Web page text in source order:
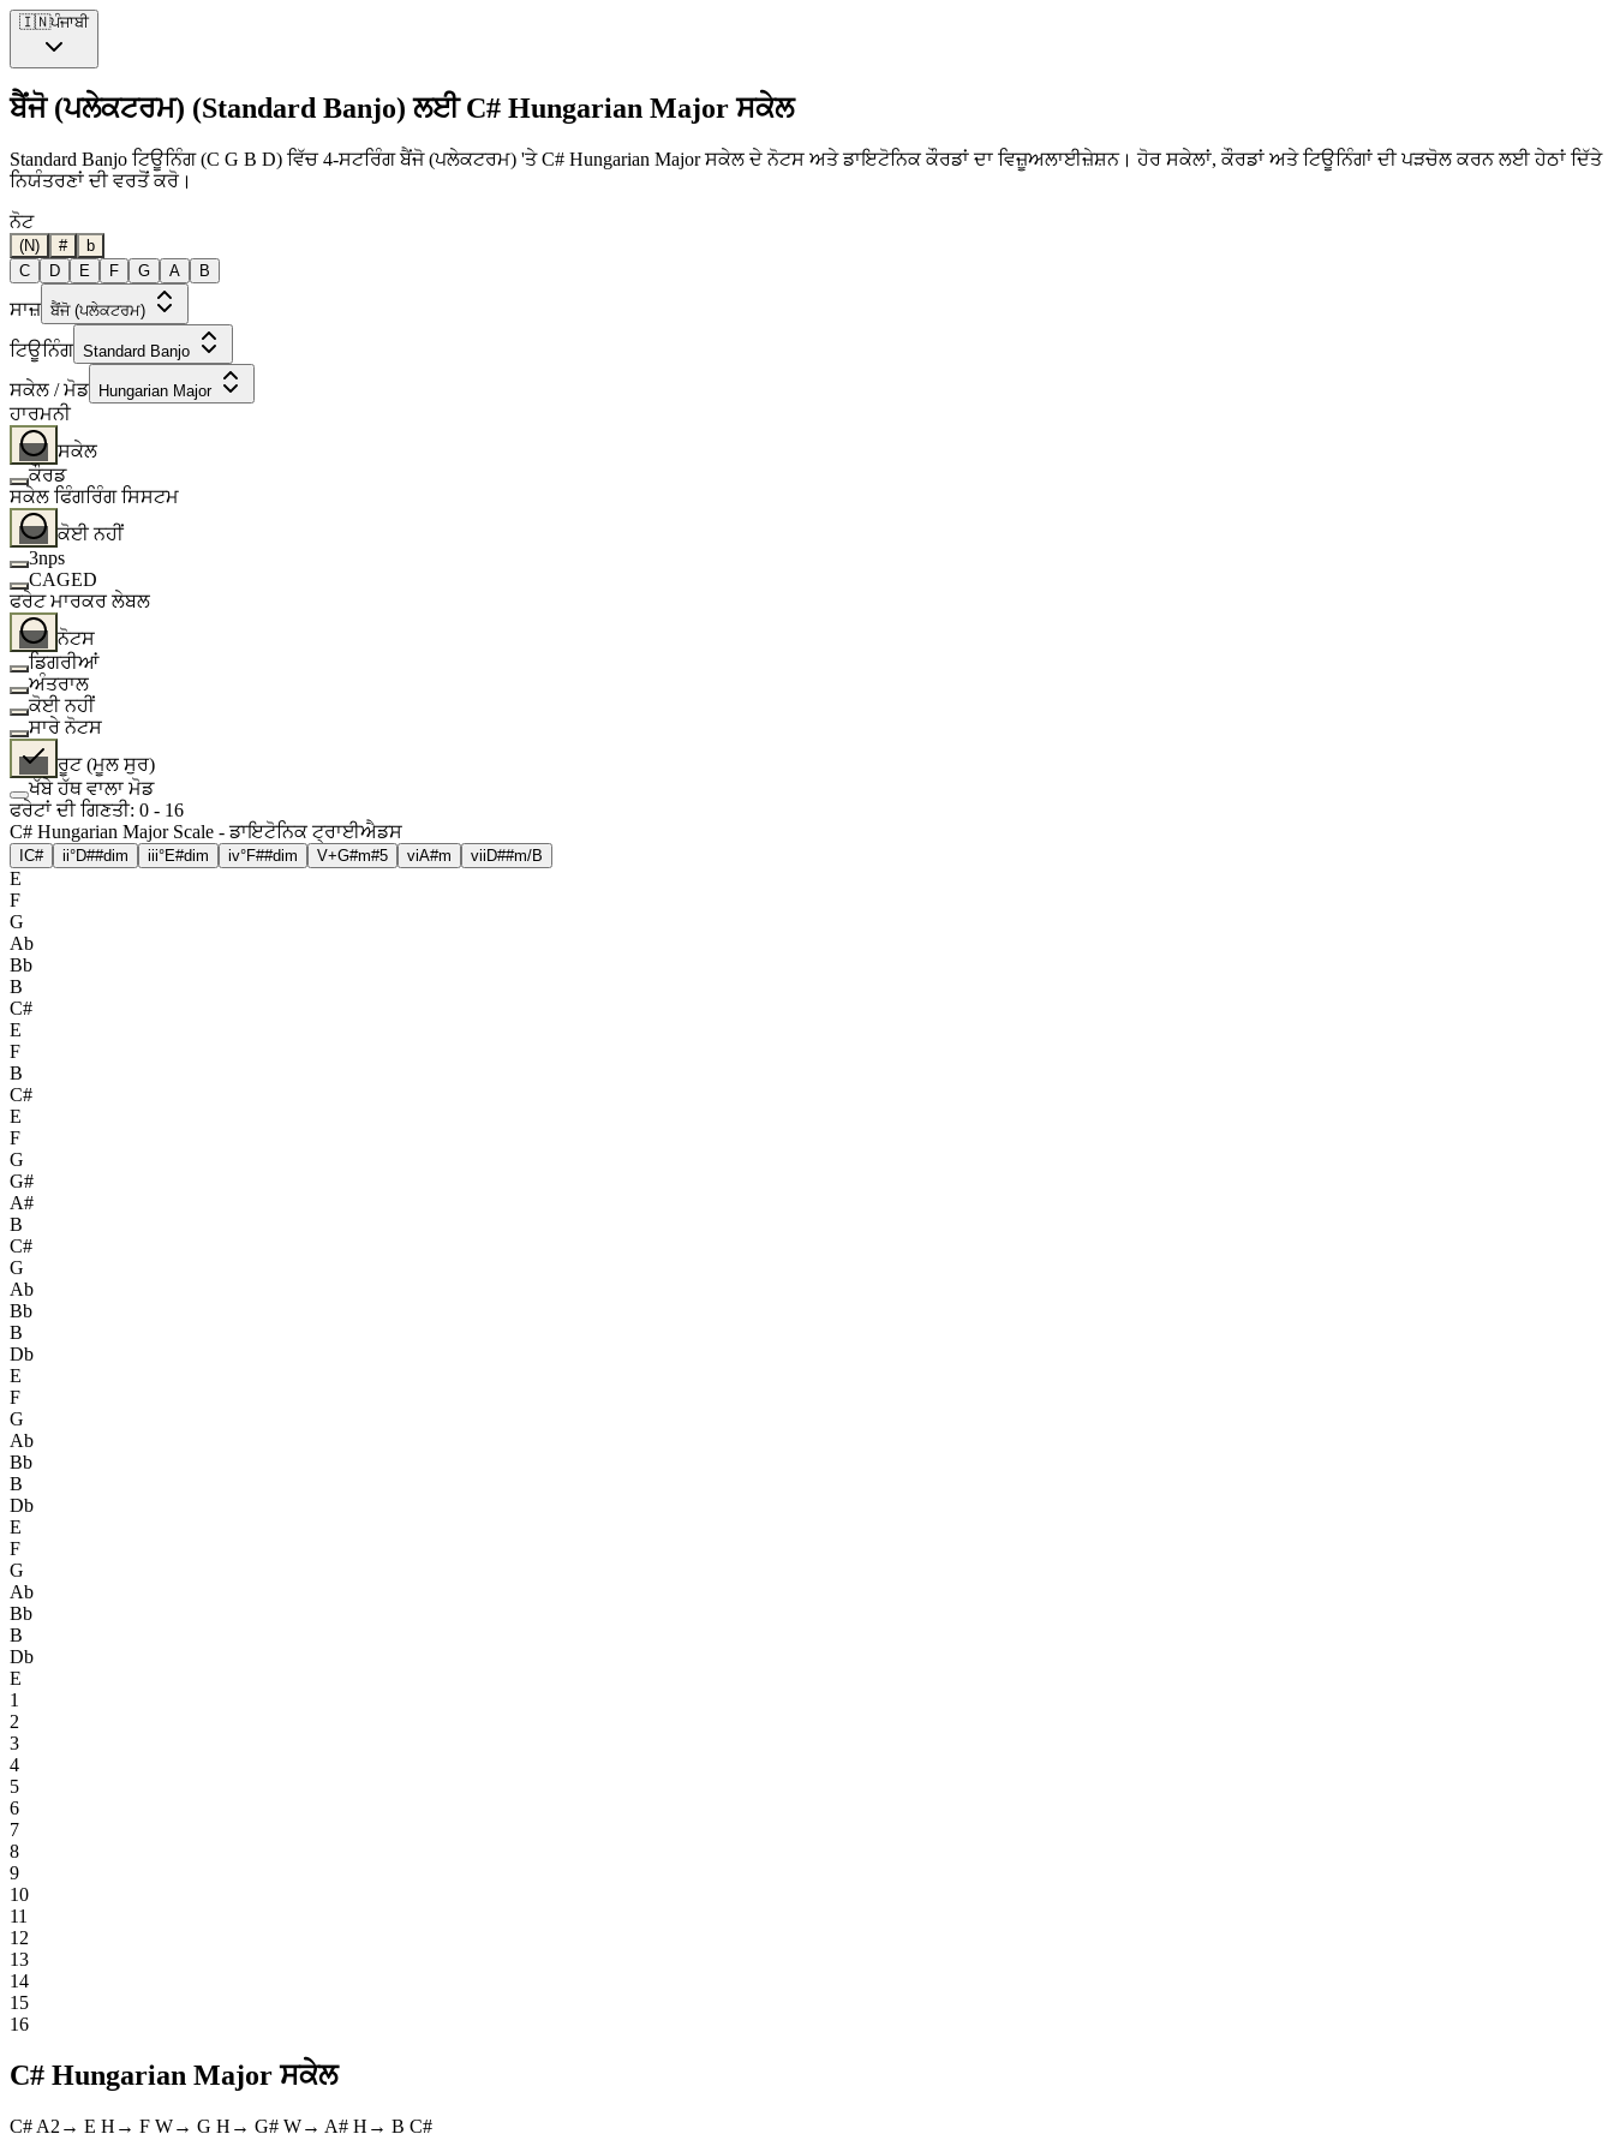
🇮🇳ਪੰਜਾਬੀ
ਬੈਂਜੋ (ਪਲੇਕਟਰਮ) (Standard Banjo) ਲਈ C# Hungarian Major ਸਕੇਲ
Standard Banjo ਟਿਊਨਿੰਗ (C G B D) ਵਿੱਚ 4-ਸਟਰਿੰਗ ਬੈਂਜੋ (ਪਲੇਕਟਰਮ) 'ਤੇ C# Hungarian Major ਸਕੇਲ ਦੇ ਨੋਟਸ ਅਤੇ ਡਾਇਟੋਨਿਕ ਕੌਰਡਾਂ ਦਾ ਵਿਜ਼ੂਅਲਾਈਜ਼ੇਸ਼ਨ। ਹੋਰ ਸਕੇਲਾਂ, ਕੌਰਡਾਂ ਅਤੇ ਟਿਊਨਿੰਗਾਂ ਦੀ ਪੜਚੋਲ ਕਰਨ ਲਈ ਹੇਠਾਂ ਦਿੱਤੇ
ਨਿਯੰਤਰਣਾਂ ਦੀ ਵਰਤੋਂ ਕਰੋ।
ਨੋਟ
(N) #
b
C
D E F G A B
ਸਾਜ਼ ਬੈਂਜੋ (ਪਲੇਕਟਰਮ)
ਟਿਊਨਿੰਗ Standard Banjo
ਸਕੇਲ / ਮੋਡ Hungarian Major
ਹਾਰਮਨੀ
ਸਕੇਲ
ਕੌਰਡ
ਸਕੇਲ ਫਿੰਗਰਿੰਗ ਸਿਸਟਮ
ਕੋਈ ਨਹੀਂ
3nps
CAGED
ਫਰੇਟ ਮਾਰਕਰ ਲੇਬਲ
ਨੋਟਸ
ਡਿਗਰੀਆਂ
ਅੰਤਰਾਲ
ਕੋਈ ਨਹੀਂ
ਸਾਰੇ ਨੋਟਸ
ਰੂਟ (ਮੂਲ ਸੁਰ)
ਖੱਬੇ ਹੱਥ ਵਾਲਾ ਮੋਡ
ਫਰੇਟਾਂ ਦੀ ਗਿਣਤੀ: 0 - 16
C# Hungarian Major Scale - ਡਾਇਟੋਨਿਕ ਟ੍ਰਾਈਐਡਸ
C# ii°D##dim iii°E#dim iv°F##dim V+G#m#5 viA#m vii D##m/B
E
F
G
Ab
Bb
B
C#
E
F
B
C#
E
F
G
G#
A#
B
C#
G
Ab
Bb
B
Db
E
F
G
Ab
Bb
B
Db
E
F
G
Ab
Bb
B
Db
E
1
2
3
4
5
6
7
8
9
10
11
12
13
14
15
16
C# Hungarian Major ਸਕੇਲ
C# A2 → E H → F W→ G H → G# W→ A# H → B C#